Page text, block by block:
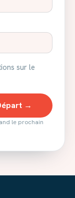
sur le
→
le prochain